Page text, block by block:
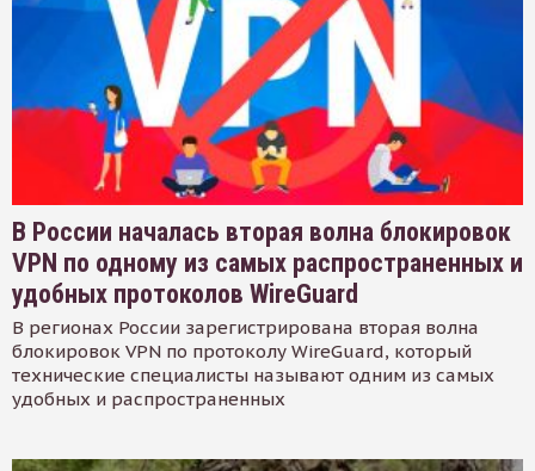
В России началась вторая волна блокировок
VPN по одному из самых распространенных и
удобных протоколов WireGuard
В регионах России зарегистрирована вторая волна
блокировок VPN по протоколу WireGuard, который
технические специалисты называют одним из самых
удобных и распространенных